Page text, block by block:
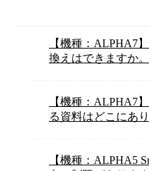
【機種：ALPHA7
換えはできますか。
【機種：ALPHA7
る資料はどこにあり
【機種：ALPHA5